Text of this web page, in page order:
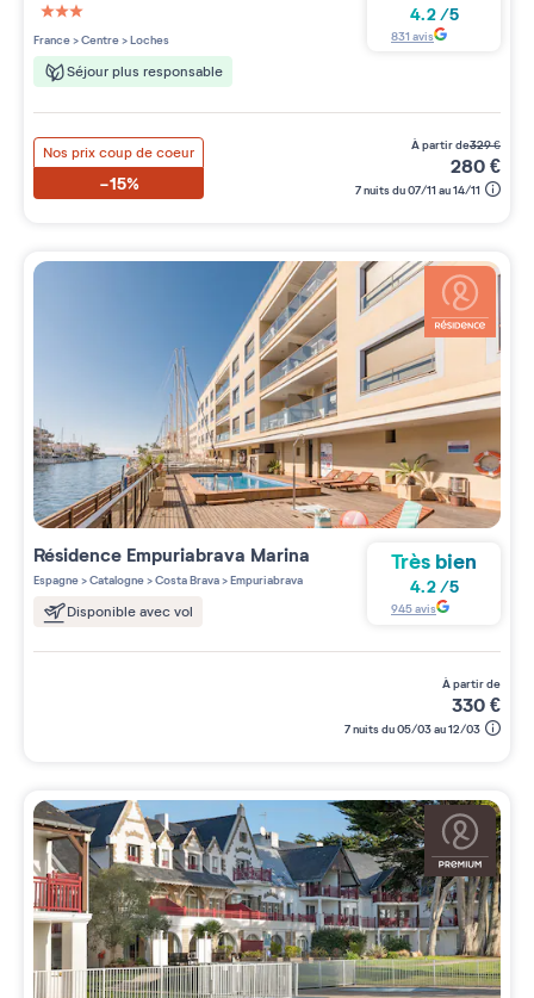
3 étoiles sur 5
France>Centre>Loches
Séjour plus responsable
4.2 /5
831 avis
Nos prix coup de coeur
-15%
à partir de329€
280€
7 nuits du 07/11 au 14/11
Résidence Empuriabrava Marina
Espagne>Catalogne>Costa Brava>Empuriabrava
Disponible avec vol
Très bien
4.2/5
945avis
à partir de
330€
7 nuits du 05/03 au 12/03